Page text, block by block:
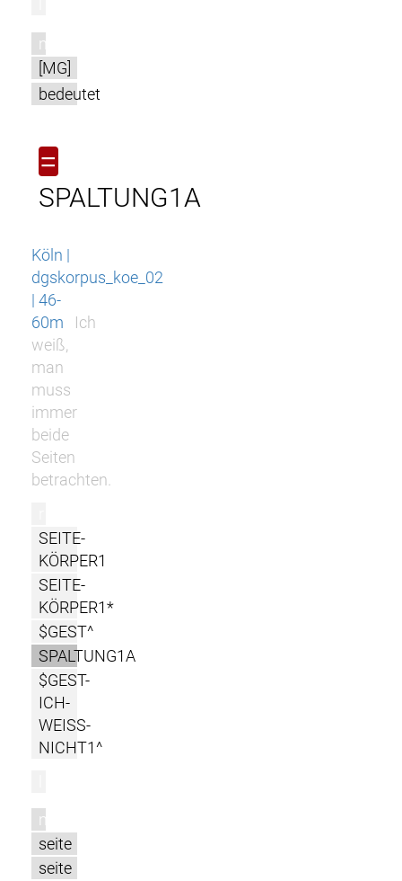
m
[MG]
bedeutet
=
SPALTUNG1A
Köln |
dgskorpus_koe_02
| 46-
60m
Ich
weiß,
man
muss
immer
beide
Seiten
betrachten.
SEITE-
KÖRPER1
SEITE-
KÖRPER1*
$GEST^
SPALTUNG1A
$GEST-
ICH-
WEISS-
NICHT1^
m
seite
seite